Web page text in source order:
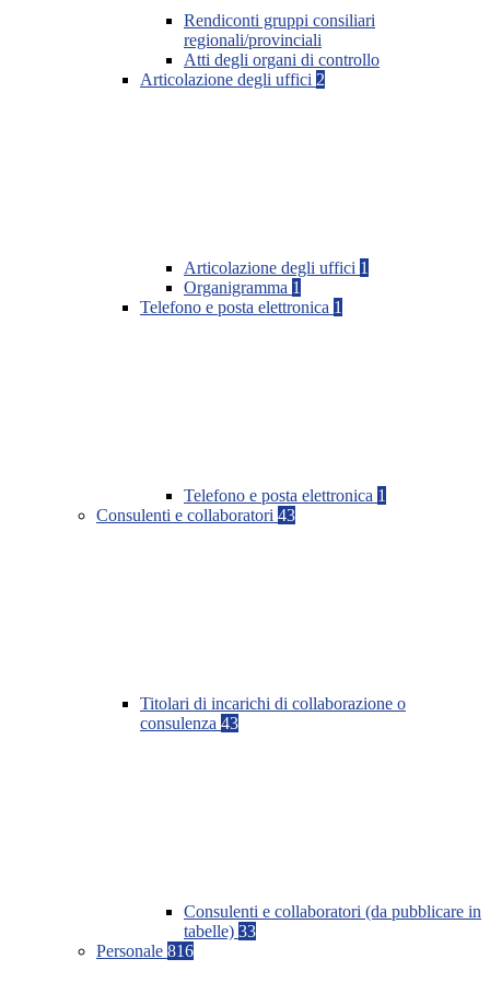
Rendiconti gruppi consiliari
regionali/provinciali
Atti degli organi di controllo
Articolazione degli uffici 2
Articolazione degli uffici 1
Organigramma 1
Telefono e posta elettronica 1
Telefono e posta elettronica 1
Consulenti e collaboratori 43
Titolari di incarichi di collaborazione o
consulenza 43
Consulenti e collaboratori (da pubblicare in
tabelle) 33
Personale 816